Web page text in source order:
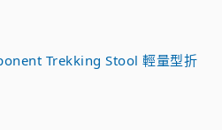
Trekking Stool 輕量型折